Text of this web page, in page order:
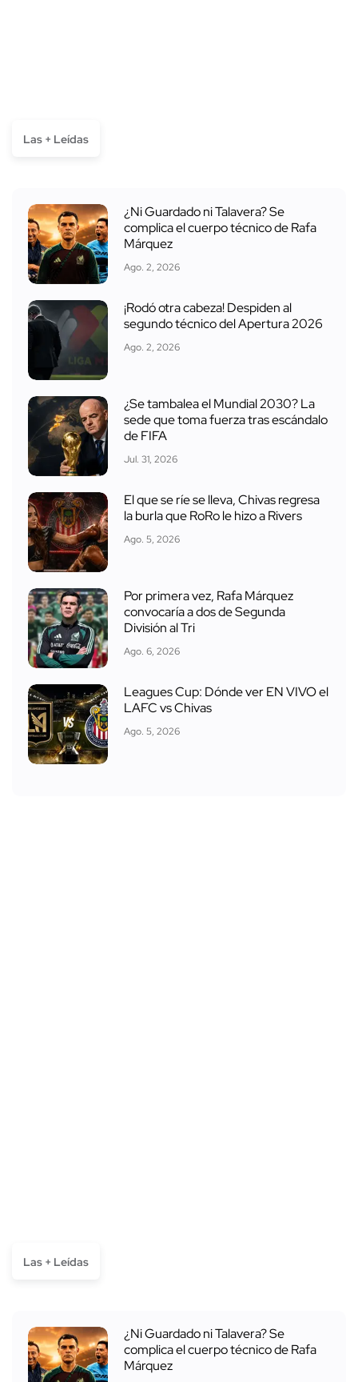
Las + Leídas
¿Ni Guardado ni Talavera? Se
complica el cuerpo técnico de Rafa
Márquez
Ago. 2, 2026
¡Rodó otra cabeza! Despiden al
segundo técnico del Apertura 2026
Ago. 2, 2026
¿Se tambalea el Mundial 2030? La
sede que toma fuerza tras escándalo
de FIFA
Jul. 31, 2026
El que se ríe se lleva, Chivas regresa
la burla que RoRo le hizo a Rivers
Ago. 5, 2026
Por primera vez, Rafa Márquez
convocaría a dos de Segunda
División al Tri
Ago. 6, 2026
Leagues Cup: Dónde ver EN VIVO el
LAFC vs Chivas
Ago. 5, 2026
Las + Leídas
¿Ni Guardado ni Talavera? Se
complica el cuerpo técnico de Rafa
Márquez